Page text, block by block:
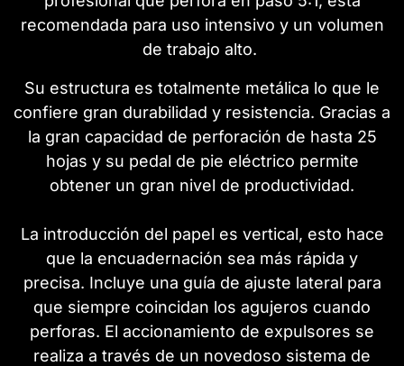
recomendada para uso intensivo y un volumen
de trabajo alto.
Su estructura es totalmente metálica lo que le
confiere gran durabilidad y resistencia. Gracias a
la gran capacidad de perforación de hasta 25
hojas y su pedal de pie eléctrico permite
obtener un gran nivel de productividad.
La introducción del papel es vertical, esto hace
que la encuadernación sea más rápida y
precisa. Incluye una guía de ajuste lateral para
que siempre coincidan los agujeros cuando
perforas. El accionamiento de expulsores se
realiza a través de un novedoso sistema de